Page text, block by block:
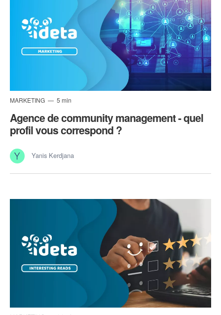
MARKETING 5 min
Agence de community management - quel
profil vous correspond ?
Yanis Kerdjana